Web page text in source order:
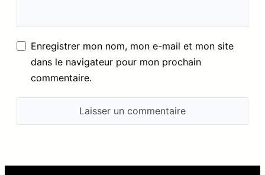
Enregistrer mon nom, mon e-mail et mon site
dans le navigateur pour mon prochain
commentaire.